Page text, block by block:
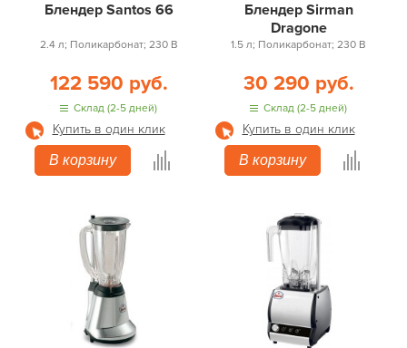
Блендер Santos 66
2.4 л; Поликарбонат; 230 В
122 590 руб.
Склад (2-5 дней)
Купить в один клик
В корзину
Блендер Sirman
Dragone
1.5 л; Поликарбонат; 230 В
30 290 руб.
Склад (2-5 дней)
Купить в один клик
В корзину